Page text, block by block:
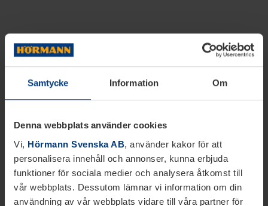
Samtycke Information Om
Denna webbplats använder cookies
Vi, Hörmann Svenska AB, använder kakor för att
personalisera innehåll och annonser, kunna erbjuda
funktioner för sociala medier och analysera åtkomst till
vår webbplats. Dessutom lämnar vi information om din
användning av vår webbplats vidare till våra partner för